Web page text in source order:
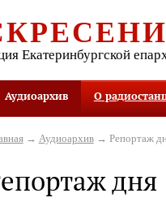
Екатеринбургской
Аудиоархив О
→ Аудиоархив→ Репортаж
дня